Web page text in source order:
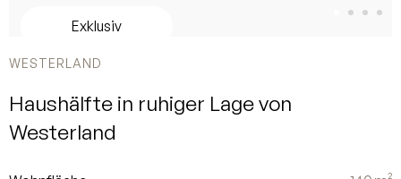
Exklusiv
WESTERLAND
Haushälfte in ruhiger Lage von
Westerland